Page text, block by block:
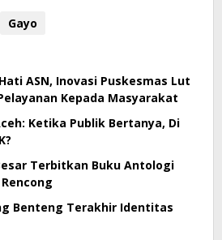
Gayo
ASN, Inovasi Puskesmas Lut
Kepada Masyarakat
Ketika Publik Bertanya, Di
Terbitkan Buku Antologi
Benteng Terakhir Identitas